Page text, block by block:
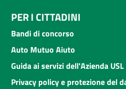
PER I CITTADINI
Bandi di concorso
Auto Mutuo Aiuto
Guida ai servizi dell'Azienda
Privacy policy e protezione del